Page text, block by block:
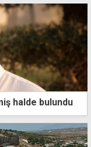
halde bulundu